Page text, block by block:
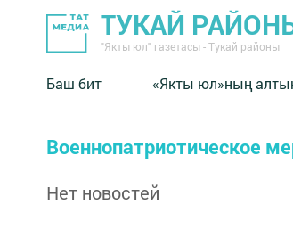
ТУКАЙ
"Якты юл" газетасы - Тукай районы
Баш бит «Якты юл»ның
Военнопатриотическое
Нет новостей